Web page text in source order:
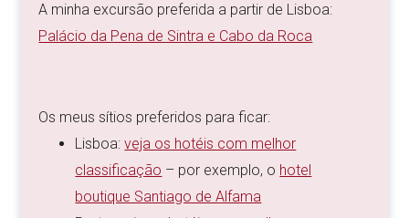
A minha excursão preferida a partir de Lisboa:
Palácio da Pena de Sintra e Cabo da Roca
Os meus sítios preferidos para ficar:
Lisboa:veja os hotéis com melhor
classificação – por exemplo, o hotel
boutique Santiago de Alfama